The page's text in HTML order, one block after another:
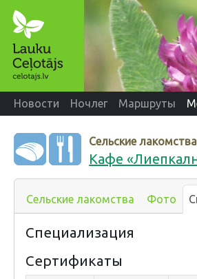
Новости Ночлег Маршруты
Сельские лакомства
Кафе
Сельские лакомства Фото
Специализация
Сертификаты